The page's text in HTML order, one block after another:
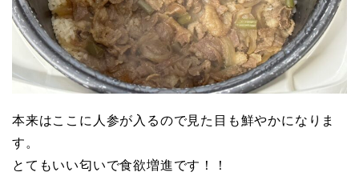
本来はここに人参が入るので見た目も鮮やかになりま
す。
とてもいい匂いで食欲増進です！！